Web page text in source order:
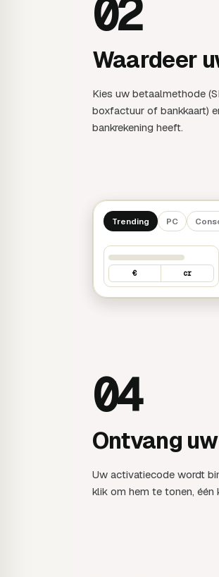
02
Waardeer
Kies uw betaalmethode
boxfactuur of bankkaart)
bankrekening heeft.
Trending PC
€ cr
04
Ontvang
Uw activatiecode wordt
klik om hem te tonen, één